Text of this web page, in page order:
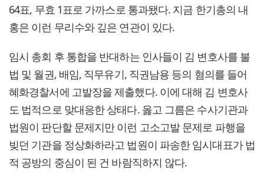
64표, 무효 1표로 가까스로 통과됐다. 지금 한기총의 내
홍은 이런 무리수와 깊은 연관이 있다.
임시 총회 후 통합을 반대하는 인사들이 김 변호사를 불
법 및 월권, 배임, 직무유기, 직권남용 등의 혐의를 들어
혜화경찰서에 고발장을 제출했다. 이에 대해 김 변호사
도 법적으로 맞대응한 상태다. 옳고 그름은 수사기관과
법원이 판단할 문제지만 이런 고소고발 문제로 파행을
빚던 기관을 정상화하라고 법원이 파송한 임시대표가 법
적 공방의 중심이 된 건 바람직하지 않다.